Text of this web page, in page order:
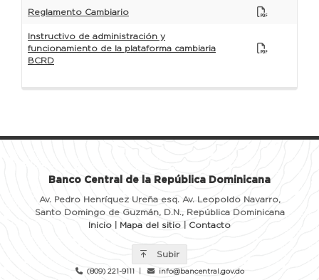
Reglamento Cambiario
Instructivo de administración y
funcionamiento de la plataforma cambiaria
BCRD
Banco Central de la República Dominicana
Av. Pedro Henríquez Ureña esq. Av. Leopoldo Navarro,
Santo Domingo de Guzmán, D.N., República Dominicana
Inicio
Mapa del sitio Contacto
Subir
(809) 221-9111 info@bancentral.gov.do